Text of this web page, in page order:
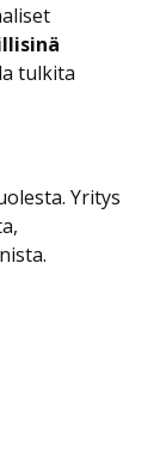
tulkita
Yritys